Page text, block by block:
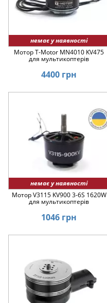
немає у наявності
Мотор T-Motor MN4010 KV475
для мультикоптерів
4400 грн
немає у наявності
Мотор V3115 KV900 3-6S 1620W
для мультикоптерів
1046 грн